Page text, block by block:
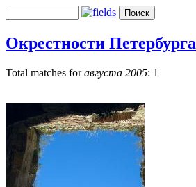
Окрестности Петербурга
Total matches forавгуста 2005: 1